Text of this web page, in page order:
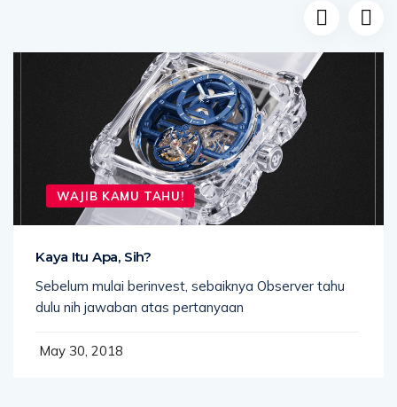
WAJIB KAMU TAHU!
Kaya Itu Apa, Sih?
Sebelum mulai berinvest, sebaiknya Observer tahu
dulu nih jawaban atas pertanyaan
May 30, 2018